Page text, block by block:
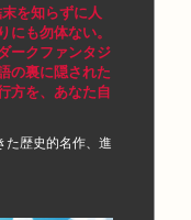
を知らずに人
にも勿体ない。
ークファンタジ
の裏に隠された
方を、あなた自
た歴史的名作、進